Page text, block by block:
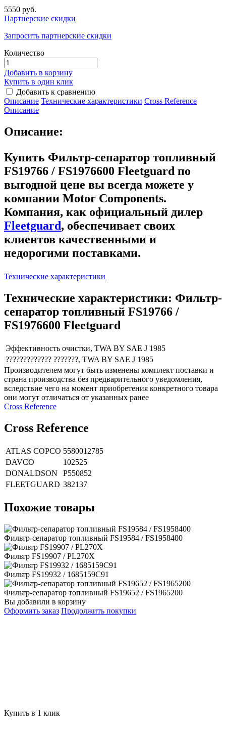
5550 руб.
Партнерские скидки
Запросить партнерские скидки
Количество
Добавить в корзину
Купить в один клик
Добавить к сравнению
Описание Технические характеристики Сross Reference
Описание
Описание:
Купить Фильтр-сепаратор топливный
FS19766 / FS1976600 Fleetguard по
выгодной цене вы всегда можете у
компании Motor Components.
Компания, как официальный дилер
Fleetguard, обеспечивает своих
клиентов качественными и
недорогими поставками.
Технические характеристики
Технические характеристики: Фильтр-
сепаратор топливный FS19766 /
FS1976600 Fleetguard
Эффективность очистки, TWA BY SAE J 1985
????????????? ???????, TWA BY SAE J 1985
Производителем могут быть изменены комплект поставки и
страна производства без предварительного уведомления,
вследствие чего на момент приобретения конкретного товара
они могут отличаться от указанных ранее
Сross Reference
Сross Reference
ATLAS COPCO 5580012785
DAVCO
102525
DONALDSON
P550852
FLEETGUARD 382137
Похожие товары
Фильтр-сепаратор топливный FS19584 / FS1958400
Фильтр FS19907 / PL270X
Фильтр FS19932 / 1685159C91
Фильтр-сепаратор топливный FS19652 / FS1965200
Вы добавили в корзину
Оформить заказ Продолжить покупки
Купить в 1 клик